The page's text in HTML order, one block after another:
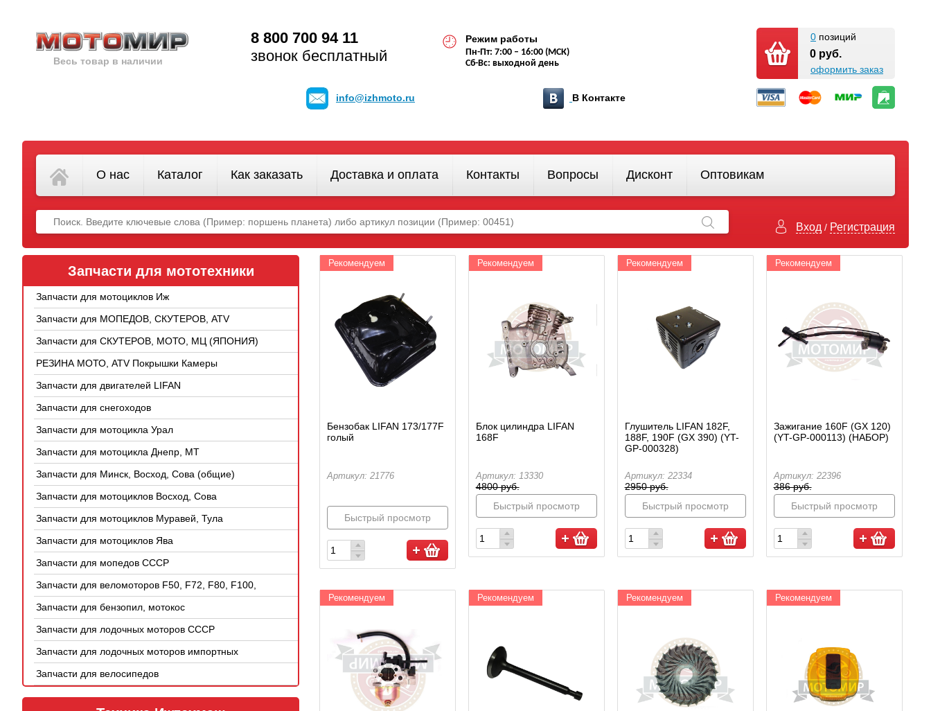
Весь товар в наличии
8 800 700 94 11
звонок бесплатный
Режим работы
Пн-Пт: 7:00 – 16:00 (МСК)
Сб-Вс: выходной день
0 позиций
0 руб.
оформить заказ
info@izhmoto.ru В Контакте
О нас Каталог Как заказать Доставка и оплата Контакты Вопросы Дисконт Оптовикам
Вход / Регистрация
Запчасти для мототехники
Запчасти для мотоциклов Иж
Запчасти для МОПЕДОВ, СКУТЕРОВ, ATV
(КИТАЙ)
Запчасти для СКУТЕРОВ, МОТО, МЦ (ЯПОНИЯ)
РЕЗИНА МОТО, ATV Покрышки Камеры
Запчасти для двигателей LIFAN
Запчасти для снегоходов
Запчасти для мотоцикла Урал
Запчасти для мотоцикла Днепр, МТ
Запчасти для Минск, Восход, Сова (общие)
Запчасти для мотоциклов Восход, Сова
Запчасти для мотоциклов Муравей, Тула
Запчасти для мотоциклов Ява
Запчасти для мопедов СССР
Запчасти для веломоторов F50, F72, F80, F100,
4Т
Запчасти для бензопил, мотокос
Запчасти для лодочных моторов СССР
Запчасти для лодочных моторов импортных
Запчасти для велосипедов
Рекомендуем
Бензобак LIFAN 173/177F
голый
Артикул: 21776
Быстрый просмотр
Рекомендуем
Блок цилиндра LIFAN
168F
Артикул: 13330
4800 руб.
Быстрый просмотр
Рекомендуем
Глушитель LIFAN 182F,
188F, 190F (GX 390) (YT-
GP-000328)
Артикул: 22334
2950 руб.
Быстрый просмотр
Рекомендуем
Зажигание 160F (GX 120)
(YT-GP-000113) (НАБОР)
Артикул: 22396
386 руб.
Быстрый просмотр
Рекомендуем Рекомендуем Рекомендуем Рекомендуем